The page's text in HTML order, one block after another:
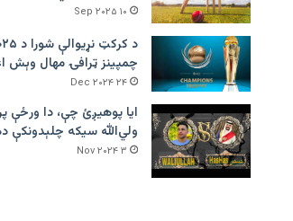
۱۰ Sep ۲۰۲۵
چمپینز ټرافۍ مهال وېش
۲۴ Dec ۲۰۲۴
ایا پوهیږئ چې، دا ورځې
ولي‌الله سیکه چلېدونکې
۳ Nov ۲۰۲۴